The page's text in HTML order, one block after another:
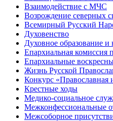
Взаимодействие с МЧС
Возрождение северных
Всемирный Русский
Духовенство
Духовное образование и
Епархиальная комиссия
Епархиальные
Жизнь Русской
Конкурс «Православная
Крестные ходы
Медико-социальное
Межконфессиональные
Межсоборное